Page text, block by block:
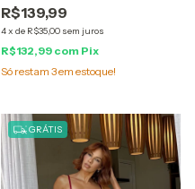
R$139,99
4x de R$35,00 sem juros
R$132,99 com Pix
Só restam 3em estoque!
GRÁTIS